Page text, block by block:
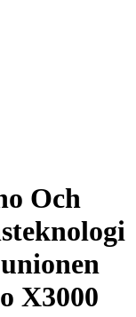
Och
X3000